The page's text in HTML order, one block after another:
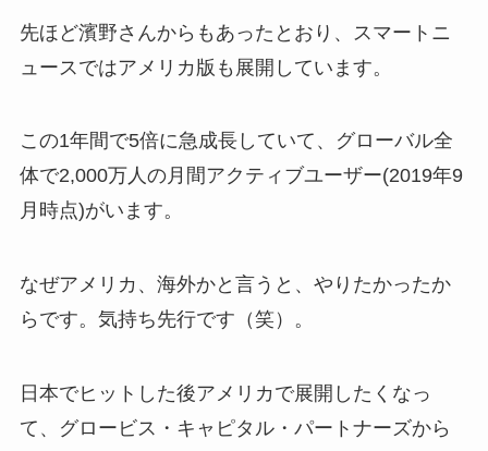
先ほど濱野さんからもあったとおり、スマートニ
ュースではアメリカ版も展開しています。
この1年間で5倍に急成長していて、グローバル全
体で2,000万人の月間アクティブユーザー(2019年9
月時点)がいます。
なぜアメリカ、海外かと言うと、やりたかったか
らです。気持ち先行です（笑）。
日本でヒットした後アメリカで展開したくなっ
て、グロービス・キャピタル・パートナーズから